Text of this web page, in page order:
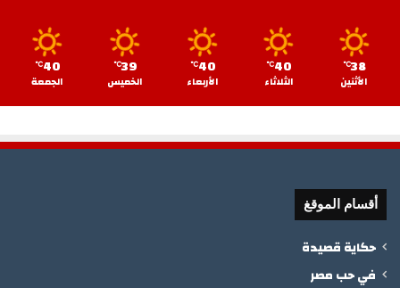
38
℃
الأثنين
40
℃
الثلاثاء
40
℃
الأربعاء
39
℃
الخميس
40
℃
الجمعة
أقسام الموقغ
حكاية قصيدة
في حب مصر